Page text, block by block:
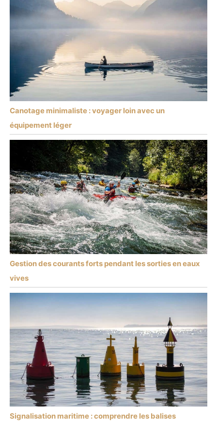
Canotage minimaliste : voyager loin avec un
équipement léger
Gestion des courants forts pendant les sorties en eaux
vives
Signalisation maritime : comprendre les balises